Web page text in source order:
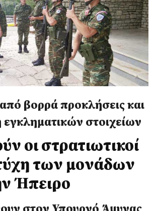
βορρά προκλήσεις και
στοιχείων
οι στρατιωτικοί
των μονάδων
Ήπειρο